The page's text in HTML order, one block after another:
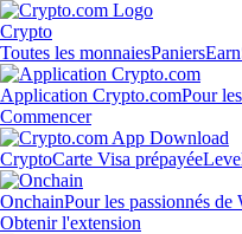
Crypto
Toutes les monnaiesPaniersEarn
Application Crypto.comPour
Commencer
CryptoCarte Visa prépayée
OnchainPour les passionnés de
Obtenir l'extension